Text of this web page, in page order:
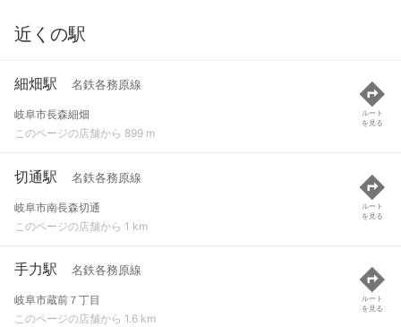
近くの駅
細畑駅 名鉄各務原線
岐阜市長森細畑
このページの店舗から 899 m
ルート
を見る
切通駅 名鉄各務原線
岐阜市南長森切通
このページの店舗から 1 km
ルート
を見る
手力駅 名鉄各務原線
岐阜市蔵前７丁目
このページの店舗から 1.6 km
ルート
を見る